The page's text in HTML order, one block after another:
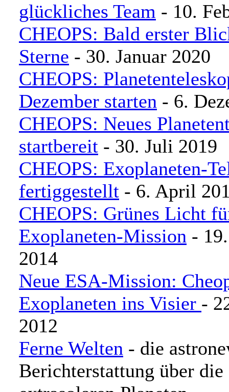
glückliches Team - 10.
CHEOPS: Bald erster
Sterne - 30. Januar 2020
CHEOPS:
Dezember starten - 6.
CHEOPS: Neues
startbereit - 30. Juli 2019
CHEOPS: Exoplaneten-
fertiggestellt - 6. April
CHEOPS: Grünes Licht
Exoplaneten-Mission -
2014
Neue ESA-Mission:
Exoplaneten ins Visier -
2012
Ferne Welten - die
Berichterstattung über die